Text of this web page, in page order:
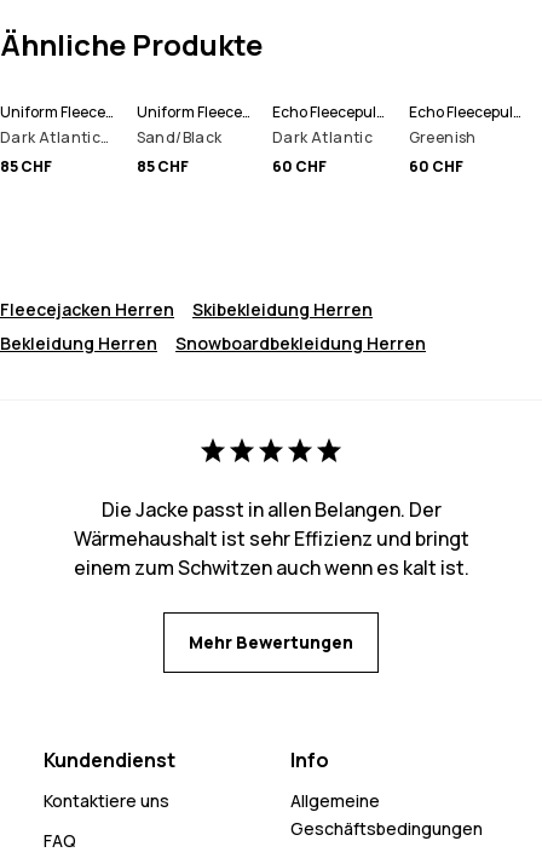
Ähnliche Produkte
Uniform Fleece Hoodie Herren
Dark Atlantic/Black
85 CHF
Uniform Fleece Hoodie Herren
Sand/Black
85 CHF
Echo Fleecepullover Herren
Dark Atlantic
60 CHF
Echo Fleecepullover Herren
Greenish
60 CHF
Fleecejacken Herren
Skibekleidung Herren
Bekleidung Herren
Snowboardbekleidung Herren
Die Jacke passt in allen Belangen. Der
Wärmehaushalt ist sehr Effizienz und bringt
einem zum Schwitzen auch wenn es kalt ist.
Mehr Bewertungen
Kundendienst
Kontaktiere uns
FAQ
Info
Allgemeine
Geschäftsbedingungen